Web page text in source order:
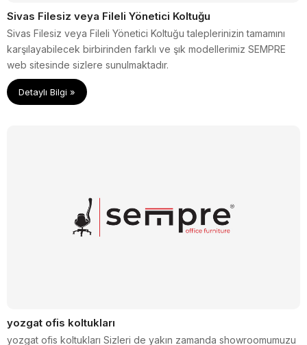
Sivas Filesiz veya Fileli Yönetici Koltuğu
Sivas Filesiz veya Fileli Yönetici Koltuğu taleplerinizin tamamını
karşılayabilecek birbirinden farklı ve şık modellerimiz SEMPRE
web sitesinde sizlere sunulmaktadır.
Detaylı Bilgi »
yozgat ofis koltukları
yozgat ofis koltukları Sizleri de yakın zamanda showroomumuzu